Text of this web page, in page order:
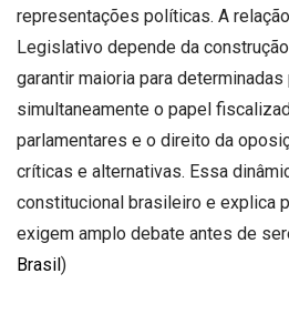
representações políticas. A
Legislativo depende da
garantir maioria para
simultaneamente o papel
parlamentares e o direito da
críticas e alternativas. Essa
constitucional brasileiro e explica
exigem amplo debate antes de
Brasil)